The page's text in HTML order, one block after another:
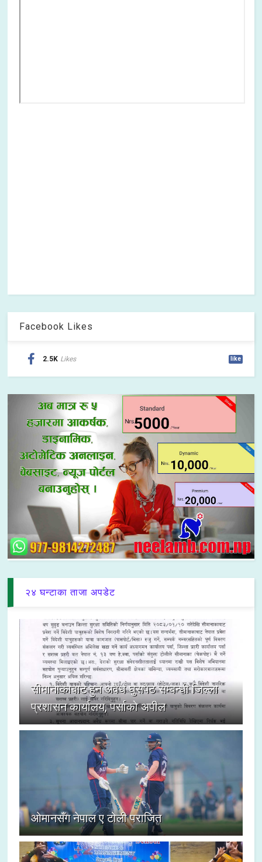
Facebook Likes
2.5K Likes like
२४ घन्टाका ताजा अपडेट
सीमानाकाबाट हुने अवैध घुसपैठ सम्बन्धी जिल्ला
प्रशासन कार्यालय, पर्साको अपील
ओमानसँग नेपाल ए टोली पराजित